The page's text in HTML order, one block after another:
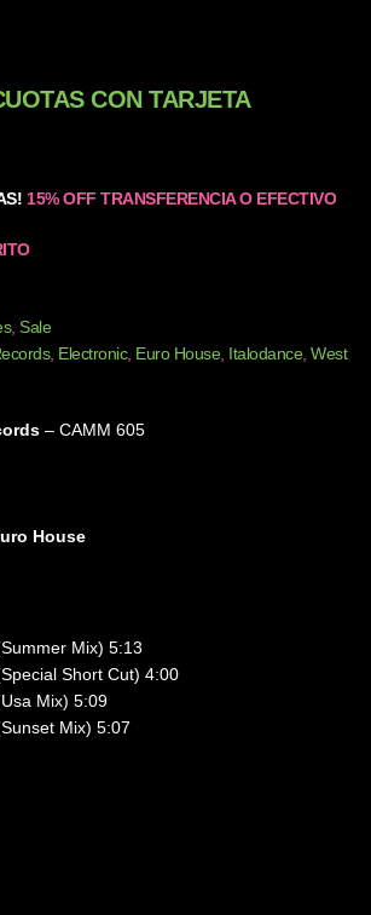
CON TARJETA
15% OFF TRANSFERENCIA O EFECTIVO
, Sale
, Electronic, Euro House, Italodance, West
‎– CAMM 605
House
Mix) 5:13
Short Cut) 4:00
Mix) 5:09
Mix) 5:07